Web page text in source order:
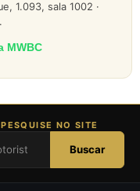
1.093, sala 1002 ·
MWBC
NO SITE
Buscar